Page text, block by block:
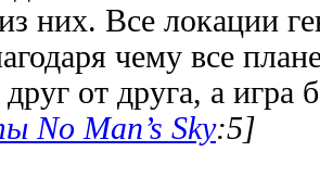
них. Все локации
чему все
от друга, а игра
No Man’s Sky:5]